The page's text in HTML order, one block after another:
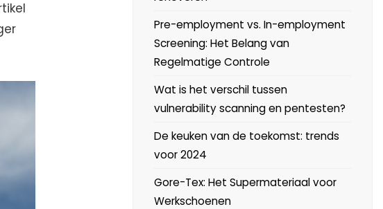
Pre-employment vs. In-employment
Screening: Het Belang van
Regelmatige Controle
Wat is het verschil tussen
vulnerability scanning en pentesten?
De keuken van de toekomst: trends
voor 2024
Gore-Tex: Het Supermateriaal voor
Werkschoenen